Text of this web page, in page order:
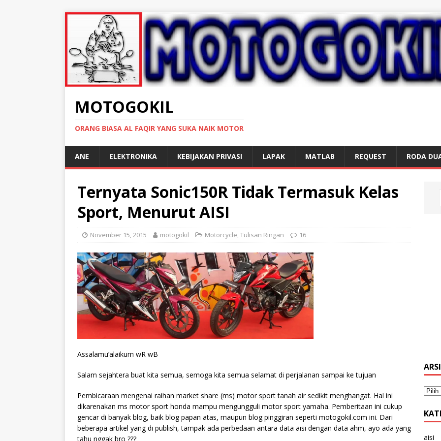
MOTOGOKIL
ORANG BIASA AL FAQIR YANG SUKA NAIK MOTOR
ANE ELEKTRONIKA KEBIJAKAN PRIVASI LAPAK MATLAB REQUEST RODA
Ternyata Sonic150R Tidak Termasuk Kelas
Sport, Menurut AISI
November 15, 2015 motogokil Motorcycle,Tulisan Ringan 16
Assalamu’alaikum wR wB
Salam sejahtera buat kita semua, semoga kita semua selamat di perjalanan sampai ke tujuan
Pembicaraan mengenai raihan market share (ms) motor sport tanah air sedikit menghangat. Hal ini
dikarenakan ms motor sport honda mampu mengungguli motor sport yamaha. Pemberitaan ini cukup
gencar di banyak blog, baik blog papan atas, maupun blog pinggiran seperti motogokil.com ini. Dari
beberapa artikel yang di publish, tampak ada perbedaan antara data aisi dengan data ahm, ayo ada yang
tahu nggak bro ???
aisi